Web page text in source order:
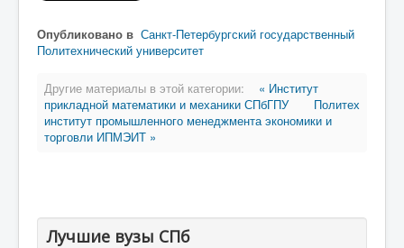
Опубликовано в Санкт-Петербургский государственный
Политехнический университет
Другие материалы в этой категории:
« Институт
прикладной математики и механики СПбГПУ
Политех
институт промышленного менеджмента экономики и
торговли ИПМЭИТ »
Лучшие вузы СПб